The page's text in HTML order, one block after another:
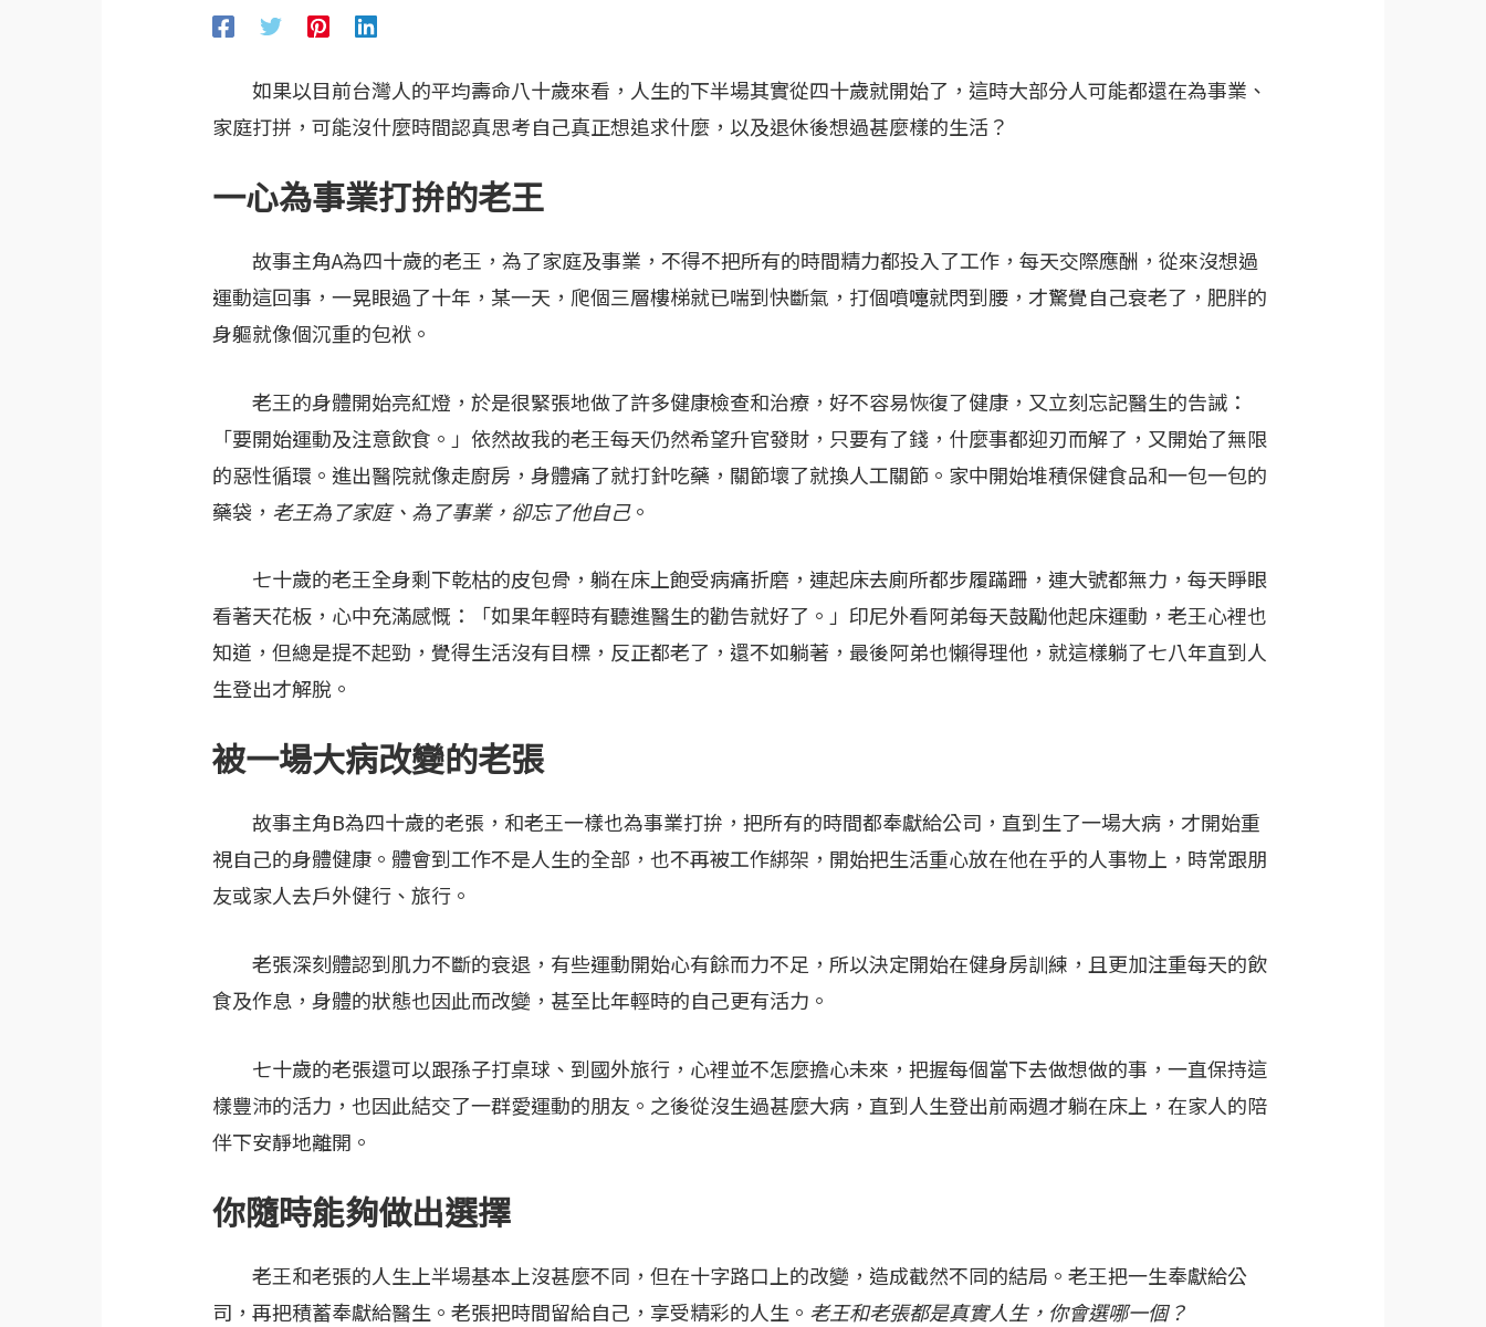
如果以目前台灣人的平均壽命八十歲來看，人生的下半場其實從四十歲就開始了，這時大部分人可能都還在為事業、
家庭打拼，可能沒什麼時間認真思考自己真正想追求什麼，以及退休後想過甚麼樣的生活？
一心為事業打拚的老王
故事主角A為四十歲的老王，為了家庭及事業，不得不把所有的時間精力都投入了工作，每天交際應酬，從來沒想過
運動這回事，一晃眼過了十年，某一天，爬個三層樓梯就已喘到快斷氣，打個噴嚏就閃到腰，才驚覺自己衰老了，肥胖的
身軀就像個沉重的包袱。
老王的身體開始亮紅燈，於是很緊張地做了許多健康檢查和治療，好不容易恢復了健康，又立刻忘記醫生的告誡：
「要開始運動及注意飲食。」依然故我的老王每天仍然希望升官發財，只要有了錢，什麼事都迎刃而解了，又開始了無限
的惡性循環。進出醫院就像走廚房，身體痛了就打針吃藥，關節壞了就換人工關節。家中開始堆積保健食品和一包一包的
藥袋， 老王為了家庭、為了事業，卻忘了他自己。
七十歲的老王全身剩下乾枯的皮包骨，躺在床上飽受病痛折磨，連起床去廁所都步履蹣跚，連大號都無力，每天睜眼
看著天花板，心中充滿感慨：「如果年輕時有聽進醫生的勸告就好了。」印尼外看阿弟每天鼓勵他起床運動，老王心裡也
知道，但總是提不起勁，覺得生活沒有目標，反正都老了，還不如躺著，最後阿弟也懶得理他，就這樣躺了七八年直到人
生登出才解脫。
被一場大病改變的老張
故事主角B為四十歲的老張，和老王一樣也為事業打拚，把所有的時間都奉獻給公司，直到生了一場大病，才開始重
視自己的身體健康。體會到工作不是人生的全部，也不再被工作綁架，開始把生活重心放在他在乎的人事物上，時常跟朋
友或家人去戶外健行、旅行。
老張深刻體認到肌力不斷的衰退，有些運動開始心有餘而力不足，所以決定開始在健身房訓練，且更加注重每天的飲
食及作息，身體的狀態也因此而改變，甚至比年輕時的自己更有活力。
七十歲的老張還可以跟孫子打桌球、到國外旅行，心裡並不怎麼擔心未來，把握每個當下去做想做的事，一直保持這
樣豐沛的活力，也因此結交了一群愛運動的朋友。之後從沒生過甚麼大病，直到人生登出前兩週才躺在床上，在家人的陪
伴下安靜地離開。
你隨時能夠做出選擇
老王和老張的人生上半場基本上沒甚麼不同，但在十字路口上的改變，造成截然不同的結局。老王把一生奉獻給公
司，再把積蓄奉獻給醫生。老張把時間留給自己，享受精彩的人生。 老王和老張都是真實人生，你會選哪一個？